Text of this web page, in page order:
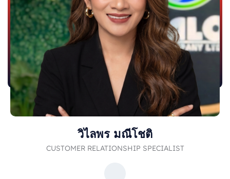
วิไลพร มณีโชติ
CUSTOMER RELATIONSHIP SPECIALIST